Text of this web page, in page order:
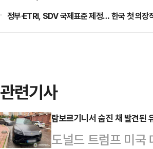
정부·ETRI, SDV 국제표준 제정… 한국 첫 의장
관련기사
람보르기니서 숨진 채 발견
도널드 트럼프 미국